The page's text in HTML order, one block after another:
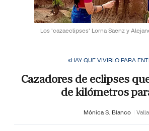
Los 'cazaeclipses' Lorna Saenz y
«HAY QUE VIVIRLO PARA
Cazadores de eclipses
de kilómetros
Mónica S. Blanco